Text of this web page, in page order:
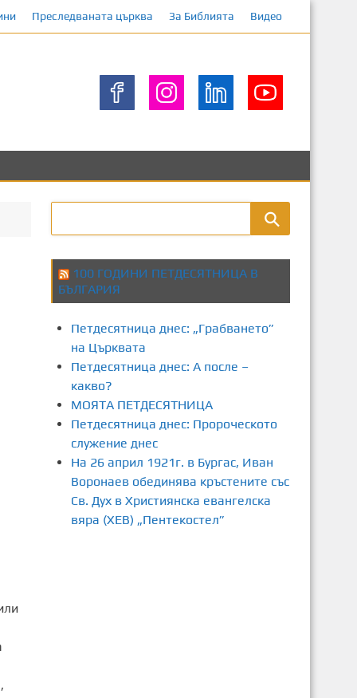
Преследваната църква За Библията Видео
100 ГОДИНИ ПЕТДЕСЯТНИЦА В
БЪЛГАРИЯ
Петдесятница днес: „Грабването”
на Църквата
Петдесятница днес: А после –
какво?
МОЯТА ПЕТДЕСЯТНИЦА
Петдесятница днес: Пророческото
служение днес
На 26 април 1921г. в Бургас, Иван
Воронаев обединява кръстените със
Св. Дух в Християнска евангелска
вяра (ХЕВ) „Пентекостел”